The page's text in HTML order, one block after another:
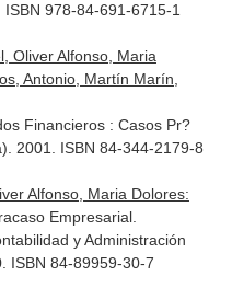
978-84-691-6715-1
Oliver Alfonso, Maria
Antonio, Martín Marín,
Financieros : Casos Pr?
2001. ISBN 84-344-2179-8
Alfonso, Maria Dolores:
Empresarial.
y Administración
ISBN 84-89959-30-7